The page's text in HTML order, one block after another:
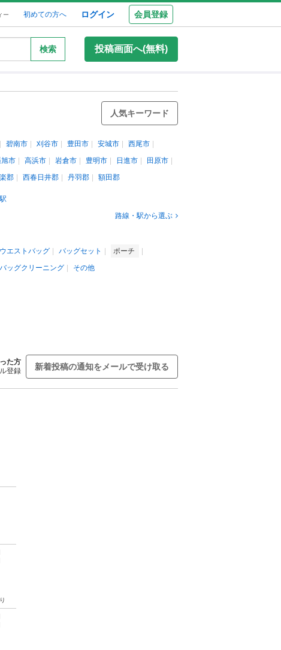
ー 初めての方へ ログイン 会員登録
検索 投稿画面へ(無料)
人気キーワード
碧南市 刈谷市 豊田市 安城市
西尾市
旭市 高浜市 岩倉市 豊明市 日進市
田原市
郡 西春日井郡 丹羽郡 額田郡
路線・駅から選ぶ
ウエストバッグ バッグセット
ポーチ
バッグクリーニング その他
た方
登録
新着投稿の通知をメールで受け取る